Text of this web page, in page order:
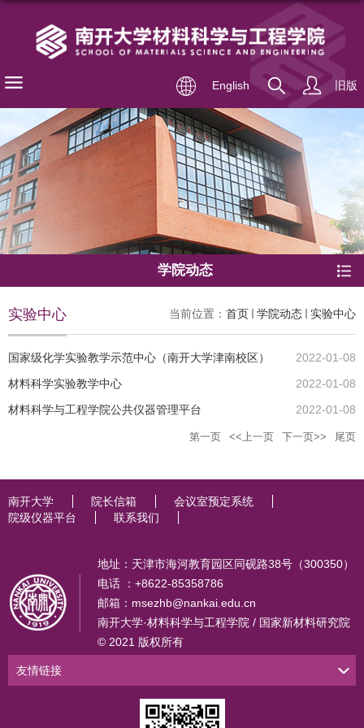
English 旧版
学院动态
当前位置： 首页 学院动态 实验中心
实验中心
国家级化学实验教学示范中心（南开大学津南校区）
2022-01-08
材料科学实验教学中心
2022-01-08
材料科学与工程学院公共仪器管理平台
2022-01-08
第一页 <<上一页 下一页>> 尾页
南开大学 院长信箱
会议室预定系统
院级仪器平台
联系我们
地址：天津市海河教育园区同砚路38号（300350）
电话 ：+8622-85358786
邮箱：msezhb@nankai.edu.cn
南开大学·材料科学与工程学院 / 国家新材料研究院
© 2021 版权所有
友情链接